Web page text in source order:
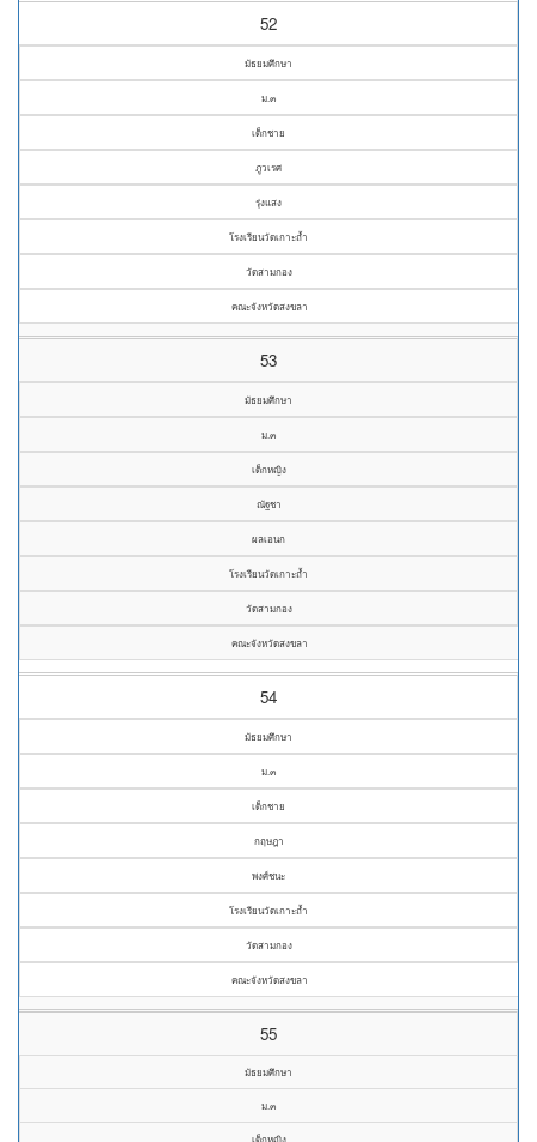
52
มัธยมศึกษา
ม.๓
เด็กชาย
ภูวเรศ
รุ่งแสง
โรงเรียนวัดเกาะถ้ำ
วัดสามกอง
คณะจังหวัดสงขลา
53
มัธยมศึกษา
ม.๓
เด็กหญิง
ณัฐชา
ผลเอนก
โรงเรียนวัดเกาะถ้ำ
วัดสามกอง
คณะจังหวัดสงขลา
54
มัธยมศึกษา
ม.๓
เด็กชาย
กฤษฎา
พงศ์ชนะ
โรงเรียนวัดเกาะถ้ำ
วัดสามกอง
คณะจังหวัดสงขลา
55
มัธยมศึกษา
ม.๓
เด็กหญิง